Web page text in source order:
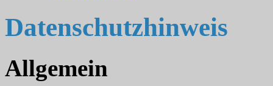
Datenschutzhinweis
Allgemein